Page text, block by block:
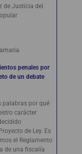
de Justicia del
penales por
de un debate
palabras por qué
carácter
de Ley. Es
el Reglamento
de una fiscalía